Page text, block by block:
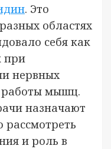
. Это
областях
себя как
при
нервных
работы мышц.
назначают
и роль в